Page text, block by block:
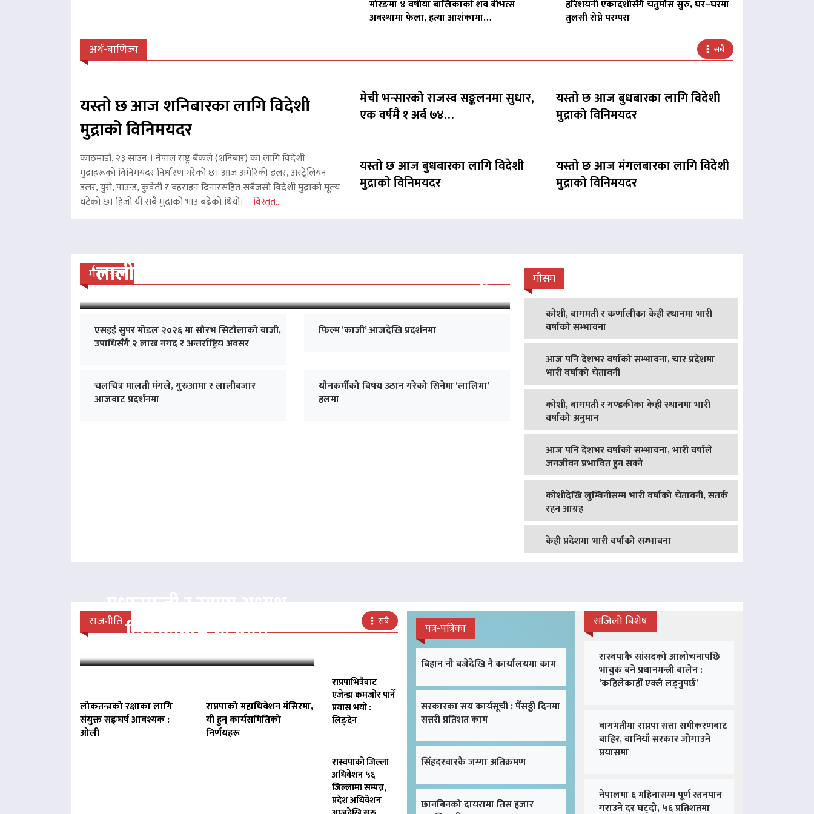
मोरङमा ४ वर्षीया बालिकाको शव बीभत्स
अवस्थामा फेला, हत्या आशंकामा…
हरिशयनी एकादशीसँगै चतुर्मास सुरु, घर–घरमा
तुलसी रोप्ने परम्परा
अर्थ-बाणिज्य सबै
यस्तो छ आज शनिबारका लागि विदेशी
मुद्राको विनिमयदर
काठमाडौं, २३ साउन । नेपाल राष्ट्र बैंकले (शनिबार) का लागि विदेशी
मुद्राहरूको विनिमयदर निर्धारण गरेको छ। आज अमेरिकी डलर, अस्ट्रेलियन
डलर, युरो, पाउन्ड, कुवेती र बहराइन दिनारसहित सबैजसो विदेशी मुद्राको मूल्य
घटेको छ। हिजो यी सबै मुद्राको भाउ बढेको थियो। विस्तृत....
मेची भन्सारको राजस्व सङ्कलनमा सुधार,
एक वर्षमै १ अर्ब ७४…
यस्तो छ आज बुधबारका लागि विदेशी
मुद्राको विनिमयदर
यस्तो छ आज बुधबारका लागि विदेशी
मुद्राको विनिमयदर
यस्तो छ आज मंगलबारका लागि विदेशी
मुद्राको विनिमयदर
मनोरन्जन
‘लालीबजार’को सफल यात्रा जारी, प्रदर्शनको ५१औँ दिन पूरा
एसइई सुपर मोडल २०२६ मा सौरभ सिटौलाको बाजी,
उपाधिसँगै २ लाख नगद र अन्तर्राष्ट्रिय अवसर
फिल्म ‘काजी’ आजदेखि प्रदर्शनमा
चलचित्र मालती मंगले, गुरुआमा र लालीबजार
आजबाट प्रदर्शनमा
यौनकर्मीको विषय उठान गरेको सिनेमा ‘लालिमा’
हलमा
मौसम
कोशी, बागमती र कर्णालीका केही स्थानमा भारी
वर्षाको सम्भावना
आज पनि देशभर वर्षाको सम्भावना, चार प्रदेशमा
भारी वर्षाको चेतावनी
कोशी, बागमती र गण्डकीका केही स्थानमा भारी
वर्षाको अनुमान
आज पनि देशभर वर्षाको सम्भावना, भारी वर्षाले
जनजीवन प्रभावित हुन सक्ने
कोशीदेखि लुम्बिनीसम्म भारी वर्षाको चेतावनी, सतर्क
रहन आग्रह
केही प्रदेशमा भारी वर्षाको सम्भावना
राजनीति सबै
प्रधानमन्त्री र राप्रपा अध्यक्ष
लिङदेनबीच भेटवार्ता
लोकतन्त्रको रक्षाका लागि
संयुक्त सङ्घर्ष आवश्यक :
ओली
राप्रपाको महाधिवेशन मंसिरमा,
यी हुन् कार्यसमितिको
निर्णयहरू
राप्रपाभित्रैबाट
एजेन्डा कमजोर पार्ने
प्रयास भयो :
लिङ्देन
रास्वपाको जिल्ला
अधिवेशन ५६
जिल्लामा सम्पन्न,
प्रदेश अधिवेशन
पत्र-पत्रिका
बिहान नौ बजेदेखि नै कार्यालयमा काम
सरकारका सय कार्यसूची : पैँसठ्ठी दिनमा
सत्तरी प्रतिशत काम
सिंहदरबारकै जग्गा अतिक्रमण
छानबिनको दायरामा तिस हजार
सजिलो बिशेष
रास्वपाकै सांसदको आलोचनापछि
भावुक बने प्रधानमन्त्री बालेन :
‘कहिलेकाहीँ एक्लै लड्नुपर्छ’
बागमतीमा राप्रपा सत्ता समीकरणबाट
बाहिर, बानियाँ सरकार जोगाउने
प्रयासमा
नेपालमा ६ महिनासम्म पूर्ण स्तनपान
गराउने दर घट्दो, ५६ प्रतिशतमा